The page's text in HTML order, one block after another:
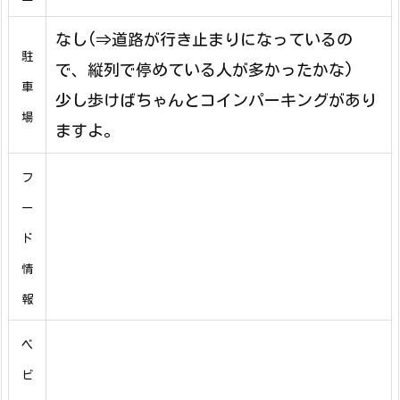
駐
車
場
なし(⇒道路が行き止まりになっているの
で、縦列で停めている人が多かったかな)
少し歩けばちゃんとコインパーキングがあり
ますよ。
フ
ー
ド
情
報
ベ
ビ